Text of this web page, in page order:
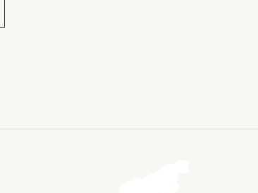
Nakadanasou / Harikoshi-tei Business Days